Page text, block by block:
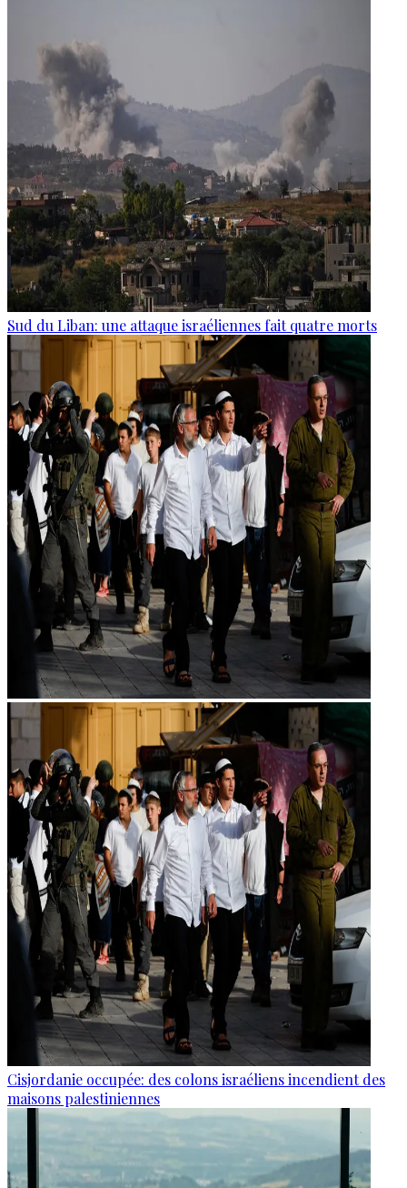
Sud du Liban: une attaque israéliennes fait quatre morts
Cisjordanie occupée: des colons israéliens incendient des
maisons palestiniennes